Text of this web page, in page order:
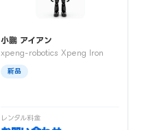
小鵬 アイアン
xpeng-robotics Xpeng Iron
新品
レンタル料金